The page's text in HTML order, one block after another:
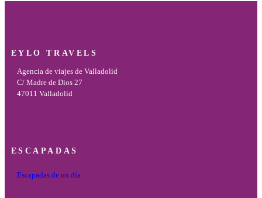
EYLO TRAVELS
Agencia de viajes de Valladolid
C/ Madre de Dios 27
47011 Valladolid
ESCAPADAS
Escapadas de un día